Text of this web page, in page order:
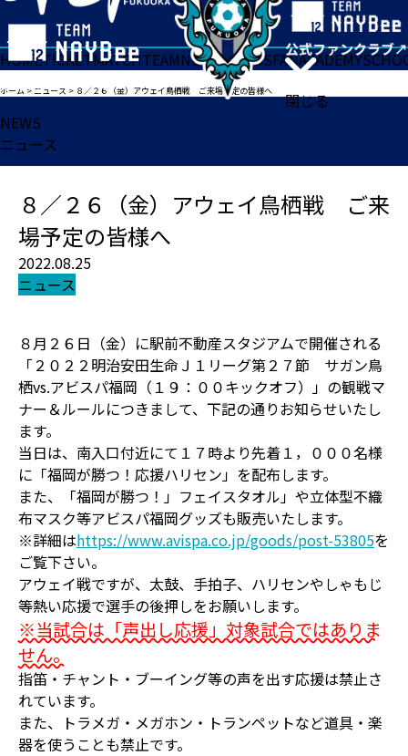
閉じる
HOMETICKETMATCHTEAMNEWSGOODSFANACADEMY
ホーム >ニュース > ８／２６（金）アウェイ鳥栖戦 ご来場予定の皆様へ
NEWS
ニュース
８／２６（金）アウェイ鳥栖戦 ご来
場予定の皆様へ
2022.08.25
ニュース
８月２６日（金）に駅前不動産スタジアムで開催される
「２０２２明治安田生命Ｊ１リーグ第２７節 サガン鳥
栖vs.アビスパ福岡（１９：００キックオフ）」の観戦マ
ナー＆ルールにつきまして、下記の通りお知らせいたし
ます。
当日は、南入口付近にて１７時より先着１，０００名様
に「福岡が勝つ！応援ハリセン」を配布します。
また、「福岡が勝つ！」フェイスタオル」や立体型不織
布マスク等アビスパ福岡グッズも販売いたします。
※詳細はhttps://www.avispa.co.jp/goods/post-53805を
ご覧下さい。
アウェイ戦ですが、太鼓、手拍子、ハリセンやしゃもじ
等熱い応援で選手の後押しをお願いします。
※当試合は「声出し応援」対象試合ではありま
せん。
指笛・チャント・ブーイング等の声を出す応援は禁止さ
れています。
また、トラメガ・メガホン・トランペットなど道具・楽
器を使うことも禁止です。